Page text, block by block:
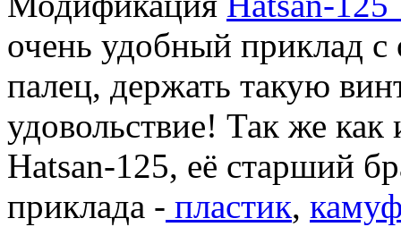
очень удобный приклад
палец, держать такую
удовольствие! Так же
Hatsan-125, её старший
приклада - пластик,